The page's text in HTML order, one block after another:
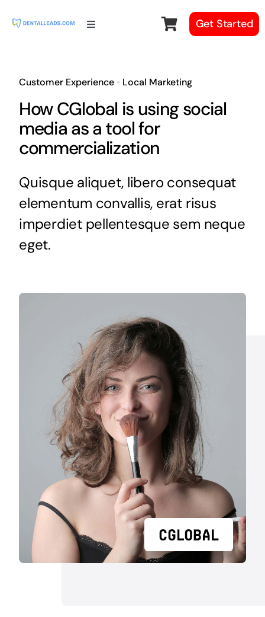
Toggle
Why Us?
Get Started
Customer Experience• Local Marketing
How CGlobal is using social
media as a tool for
commercialization
Quisque aliquet, libero consequat
elementum convallis, erat risus
imperdiet pellentesque sem neque
eget.